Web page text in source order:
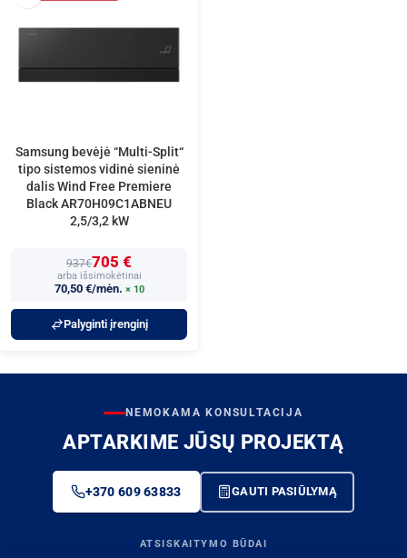
Samsung bevėjė “Multi-Split“
tipo sistemos vidinė sieninė
dalis Wind Free Premiere
Black AR70H09C1ABNEU
2,5/3,2 kW
937€705 €
arba išsimokėtinai
70,50 €/mėn. × 10
Palyginti įrenginį
NEMOKAMA KONSULTACIJA
APTARKIME JŪSŲ PROJEKTĄ
+370 609 63833 GAUTI PASIŪLYMĄ
ATSISKAITYMO BŪDAI